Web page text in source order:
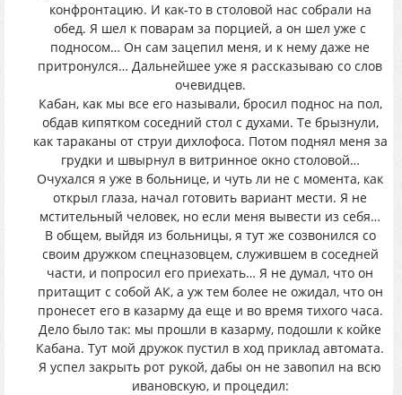
конфронтацию. И как-то в столовой нас собрали на
обед. Я шел к поварам за порцией, а он шел уже с
подносом… Он сам зацепил меня, и к нему даже не
притронулся… Дальнейшее уже я рассказываю со слов
очевидцев.
Кабан, как мы все его называли, бросил поднос на пол,
обдав кипятком соседний стол с духами. Те брызнули,
как тараканы от струи дихлофоса. Потом поднял меня за
грудки и швырнул в витринное окно столовой…
Очухался я уже в больнице, и чуть ли не с момента, как
открыл глаза, начал готовить вариант мести. Я не
мстительный человек, но если меня вывести из себя…
В общем, выйдя из больницы, я тут же созвонился со
своим дружком спецназовцем, служившем в соседней
части, и попросил его приехать… Я не думал, что он
притащит с собой АК, а уж тем более не ожидал, что он
пронесет его в казарму да еще и во время тихого часа.
Дело было так: мы прошли в казарму, подошли к койке
Кабана. Тут мой дружок пустил в ход приклад автомата.
Я успел закрыть рот рукой, дабы он не завопил на всю
ивановскую, и процедил: